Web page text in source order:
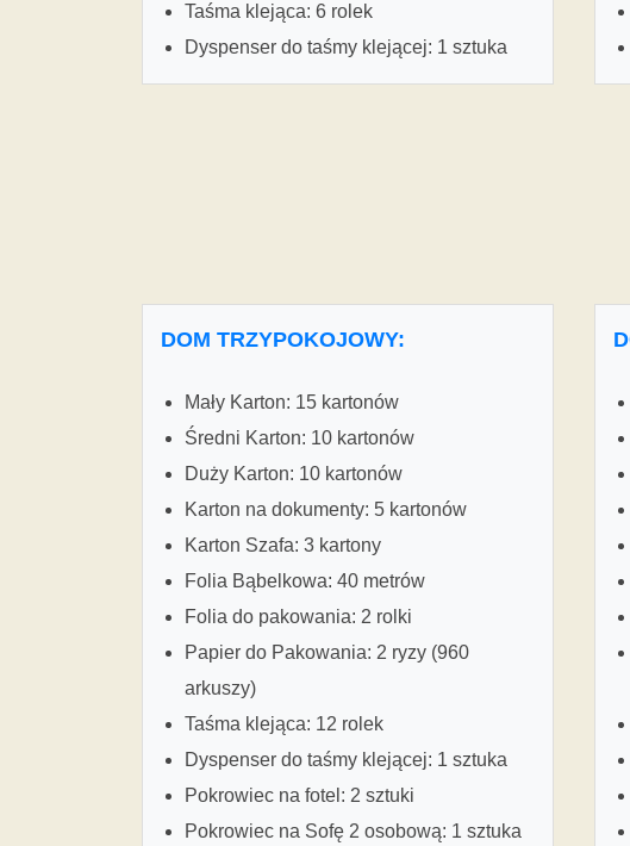
Taśma klejąca: 6 rolek
Dyspenser do taśmy klejącej: 1 sztuka
DOM TRZYPOKOJOWY:
Mały Karton: 15 kartonów
Średni Karton: 10 kartonów
Duży Karton: 10 kartonów
Karton na dokumenty: 5 kartonów
Karton Szafa: 3 kartony
Folia Bąbelkowa: 40 metrów
Folia do pakowania: 2 rolki
Papier do Pakowania: 2 ryzy (960
arkuszy)
Taśma klejąca: 12 rolek
Dyspenser do taśmy klejącej: 1 sztuka
Pokrowiec na fotel: 2 sztuki
Pokrowiec na Sofę 2 osobową: 1 sztuka